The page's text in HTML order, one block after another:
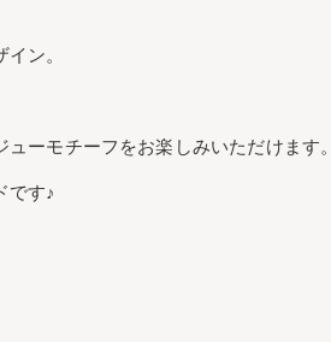
ン。
ーモチーフをお楽しみいただけます。
です♪